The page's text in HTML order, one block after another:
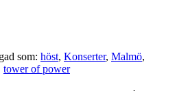
som: höst, Konserter, Malmö,
tower of power